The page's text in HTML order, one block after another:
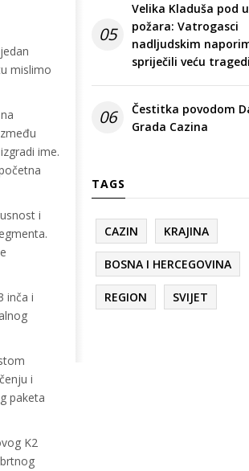
mislimo
ime.
i
inča i
i
paketa
K2
05
Velika Kladuša pod
požara: Vatrogasci
nadljudskim
spriječili veću
06
Čestitka povodom
Grada Cazina
TAGS
CAZIN KRAJINA
BOSNA I HERCEGOVINA
REGION SVIJET